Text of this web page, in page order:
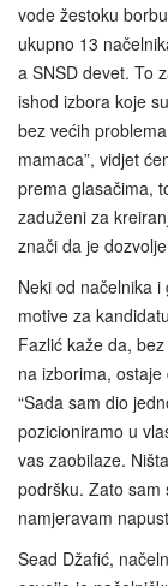
vode žestoku
ukupno 13
a SNSD devet. To
ishod izbora koje
bez većih
mamaca”, vidjet
prema glasačima,
zaduženi za
znači da je
Neki od načelnika
motive za
Fazlić kaže da,
na izborima,
“Sada sam dio
pozicioniramo u
vas zaobilaze.
podršku. Zato sam
namjeravam
Sead Džafić,